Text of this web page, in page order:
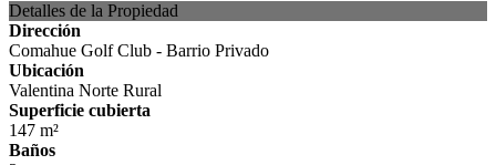
Detalles de la Propiedad
Dirección
Comahue Golf Club - Barrio Privado
Ubicación
Valentina Norte Rural
Superficie cubierta
147 m²
Baños